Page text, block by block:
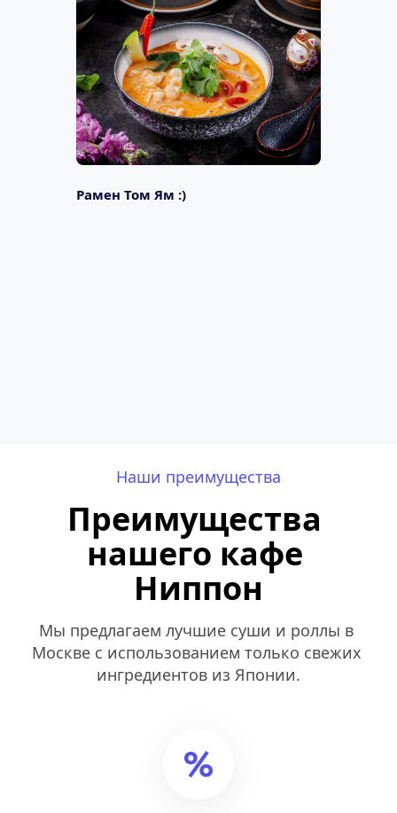
Рамен Том Ям :)
Наши преимущества
Преимущества
нашего кафе
Ниппон
Мы предлагаем лучшие суши и роллы в
Москве с использованием только свежих
ингредиентов из Японии.